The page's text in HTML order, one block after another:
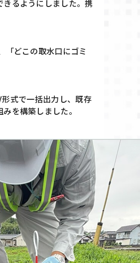
るようにしました。携
「どこの取水口にゴミ
式で一括出力し、既存
を構築しました。